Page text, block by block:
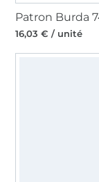
16,03 € / unité